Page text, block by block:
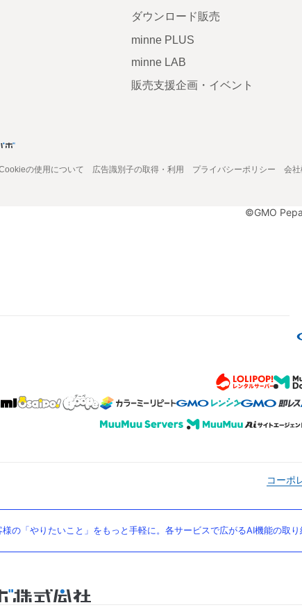
ダウンロード販売
minne PLUS
minne LAB
販売支援企画・イベント
の使用について 広告識別子の取得・利用 プライバシーポリシー 会
©GMO
コーポ
様の「やりたいこと」をもっと手軽に。各サービスで広がるAI機能の取り